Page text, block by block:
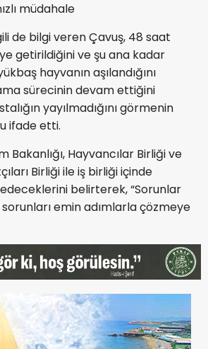
müdahale
de bilgi veren Çavuş, 48 saat
getirildiğini ve şu ana kadar
hayvanın aşılandığını
sürecinin devam ettiğini
yayılmadığını görmenin
ifade etti.
Bakanlığı, Hayvancılar Birliği ve
Birliği ile iş birliği içinde
belirterek, “Sorunlar
emin adımlarla çözmeye